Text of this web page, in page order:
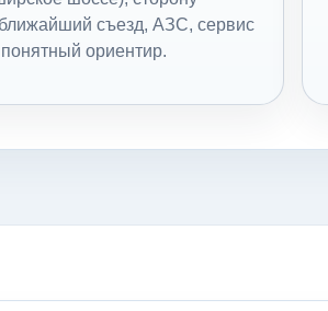
съезд, АЗС, сервис
ориентир.